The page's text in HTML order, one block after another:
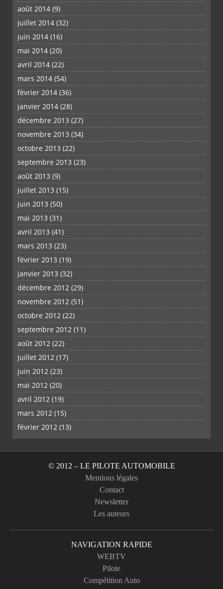
août 2014 (9)
juillet 2014 (32)
juin 2014 (16)
mai 2014 (20)
avril 2014 (22)
mars 2014 (54)
février 2014 (36)
janvier 2014 (28)
décembre 2013 (27)
novembre 2013 (34)
octobre 2013 (22)
septembre 2013 (23)
août 2013 (9)
juillet 2013 (15)
juin 2013 (50)
mai 2013 (31)
avril 2013 (41)
mars 2013 (23)
février 2013 (19)
janvier 2013 (32)
décembre 2012 (29)
novembre 2012 (51)
octobre 2012 (22)
septembre 2012 (11)
août 2012 (22)
juillet 2012 (17)
juin 2012 (23)
mai 2012 (20)
avril 2012 (19)
mars 2012 (15)
février 2012 (13)
© 2012 – LE PILOTE AUTOMOBILE
Mentions légales
Contact
Newsletter
Les auteurs
NAVIGATION RAPIDE
WEBTV
Pilote
Compétition Auto